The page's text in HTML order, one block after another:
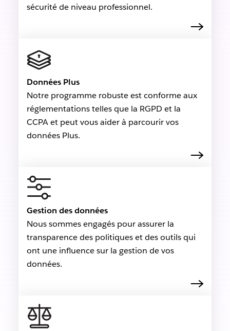
sécurité de niveau professionnel.
Données Plus
Notre programme robuste est conforme aux
réglementations telles que la RGPD et la
CCPA et peut vous aider à parcourir vos
données Plus.
Gestion des données
Nous sommes engagés pour assurer la
transparence des politiques et des outils qui
ont une influence sur la gestion de vos
données.